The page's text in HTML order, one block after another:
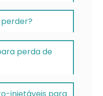
perda de